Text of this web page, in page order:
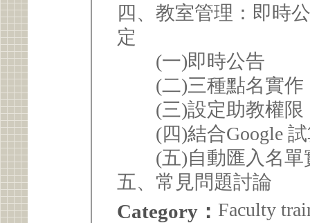
四、教室管理：即時
定
(一)即時公告
(二)三種點名實作
(三)設定助教權限
(四)結合Google 試
(五)自動匯入名單
五、常見問題討論
Category： Faculty